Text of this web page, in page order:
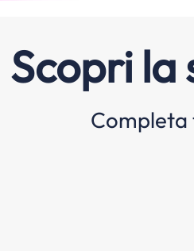
Scopri la
Completa